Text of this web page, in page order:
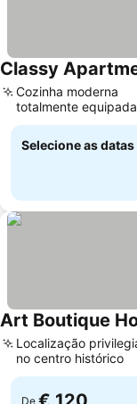
Classy
Cozinha moderna
totalmente equipada
Selecione as
Art Boutique
Localização
no centro histórico
De